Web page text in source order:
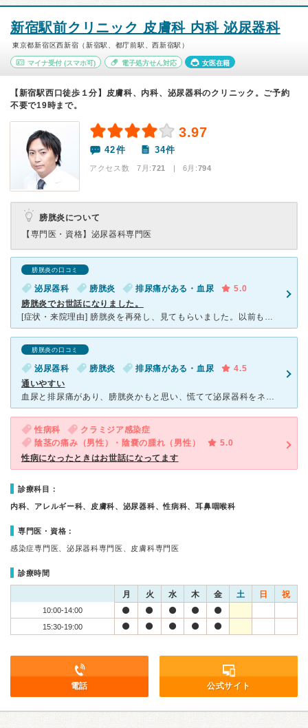
新宿駅前クリニック 皮膚科 内科 泌尿器科
東京都新宿区西新宿（新宿駅、都庁前駅、西新宿駅）
マイナ受付 (スマホ可) 電子処方せん対応 女医在籍
【新宿駅西口徒歩１分】皮膚科、内科、泌尿器科のクリニック。ご予約
不要で19時まで。
3.97
42件 34件
アクセス数 7月:721 | 6月:794
膀胱炎について
【専門医・資格】 泌尿器科専門医
膀胱炎の口コミ
泌尿器科 膀胱炎 排尿痛がある・血尿
5.0
膀胱炎でお世話になりました。
[症状・来院理由] 膀胱炎を再発し、見てもらいました。以前も同じようにおしっこをする際にすごく痛み、血尿が出たときに膀胱炎と診断されたので、今回も同じ膀胱炎だと思ったのです。 [医師の診断・治療法
膀胱炎の口コミ
泌尿器科 膀胱炎 排尿痛がある・血尿
4.5
通いやすい
血尿と排尿痛があり、膀胱炎かもと思い、慌てて泌尿器科をネット検索し、いろいろな病院から選びに選んだのがコチラです。 ホームページで事前に院についてお勉強。説明も分かりやすく安心して行くことができまし
性病科
クラミジア感染症
陰茎の痛み（男性）・陰嚢の腫れ（男性）
5.0
性病になったときはお世話になってます
診療科目：
内科、アレルギー科、皮膚科、泌尿器科、性病科、耳鼻咽喉科
専門医・資格：
感染症専門医、泌尿器科専門医、皮膚科専門医
診療時間
月 火 水 木 金 土 日 祝
10:00-14:00
15:30-19:00
電話 公式サイト